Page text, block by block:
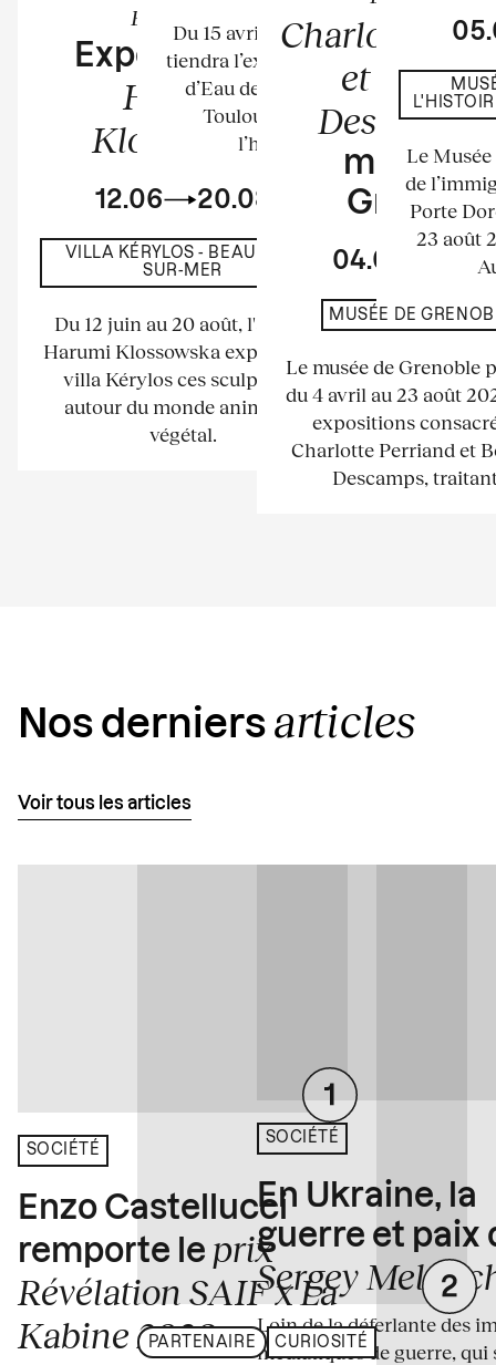
Exposition
Exposition de
Harumi
Klossowska
12.06 20.08
VILLA KÉRYLOS - BEAULIEU-
SUR-MER
Du 12 juin au 20 août, l'artiste
Harumi Klossowska expose à la
villa Kérylos ces sculptures
autour du monde animal et
végétal.
Du 15 avril au 23 août 2026 se
tiendra l’exposition au Château
d’Eau de l’espace La Tour à
Toulouse. Elle mettra à
l’honneur les...
Charlotte
et
Descamps
musée
Grenoble
04.04
MUSÉE DE
Le musée de Grenoble
du 4 avril au 23 août
expositions
Charlotte Perriand et
Descamps,
Le
de
Porte
23 août
Nos derniers articles
Voir tous les articles
SOCIÉTÉ
Enzo Castellucci
remporte le prix
Révélation SAIF x La
Kabine 2026
PARTENAIRE CURIOSITÉ
SOCIÉTÉ
En Ukraine, la
guerre et paix
Sergey
Loin de la déferlante des
médiatiques de guerre, qui